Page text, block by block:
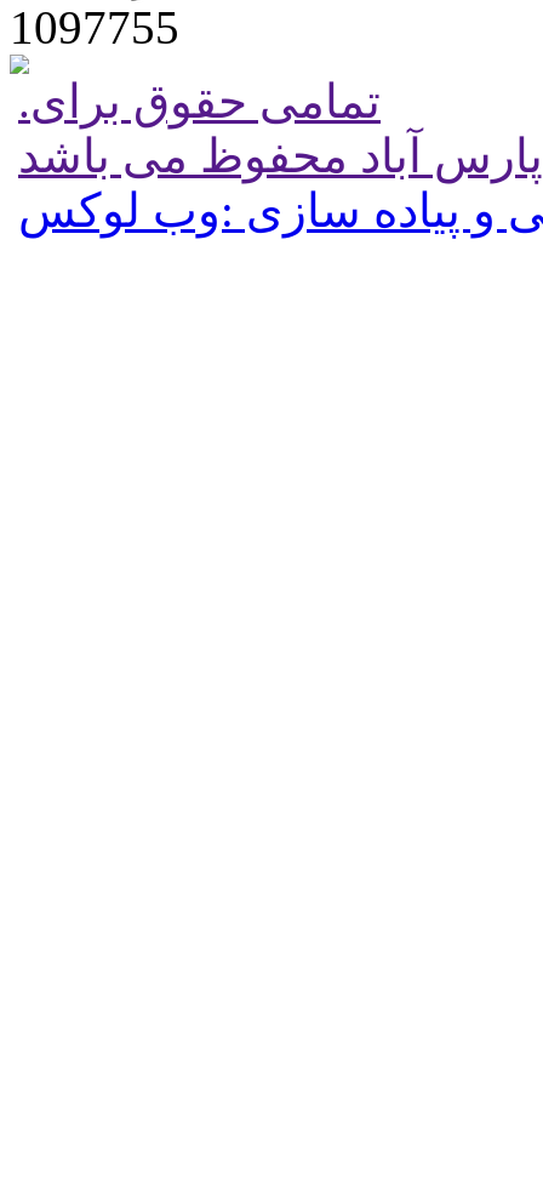
1097755
.تمامی حقوق برای
پارس آباد محفوظ می باشد
و پیاده سازی :وب لوکس